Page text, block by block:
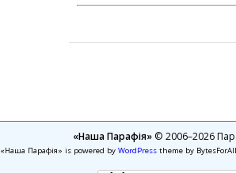
«Наша Парафія»© 2006–2026
«Наша Парафія» is powered by WordPresstheme by